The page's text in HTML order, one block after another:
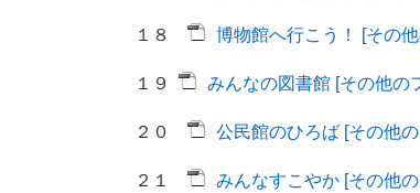
１８ 博物館へ行こう！ [その
１９ みんなの図書館 [その他の
２０ 公民館のひろば [その他
２１ みんなすこやか [その他